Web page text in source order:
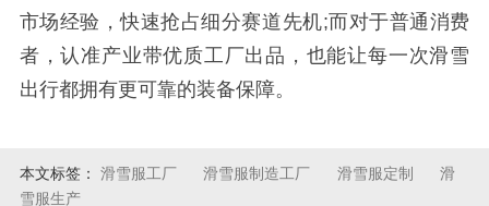
市场经验，快速抢占细分赛道先机;而对于普通消费
者，认准产业带优质工厂出品，也能让每一次滑雪
出行都拥有更可靠的装备保障。
本文标签： 滑雪服工厂 滑雪服制造工厂 滑雪服定制
滑
雪服生产